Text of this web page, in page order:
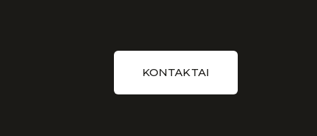
KONTAKTAI